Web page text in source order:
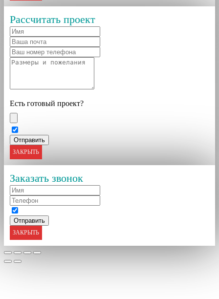
Рассчитать проект
Есть готовый проект?
ЗАКРЫТЬ
Заказать звонок
ЗАКРЫТЬ